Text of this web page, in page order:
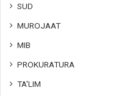
SUD
MUROJAAT
MIB
PROKURATURA
TA'LIM